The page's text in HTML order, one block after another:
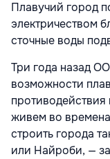
Плавучий город
электричеством
сточные воды
Три года назад
возможности
живем во
строить города
или Найроби, —